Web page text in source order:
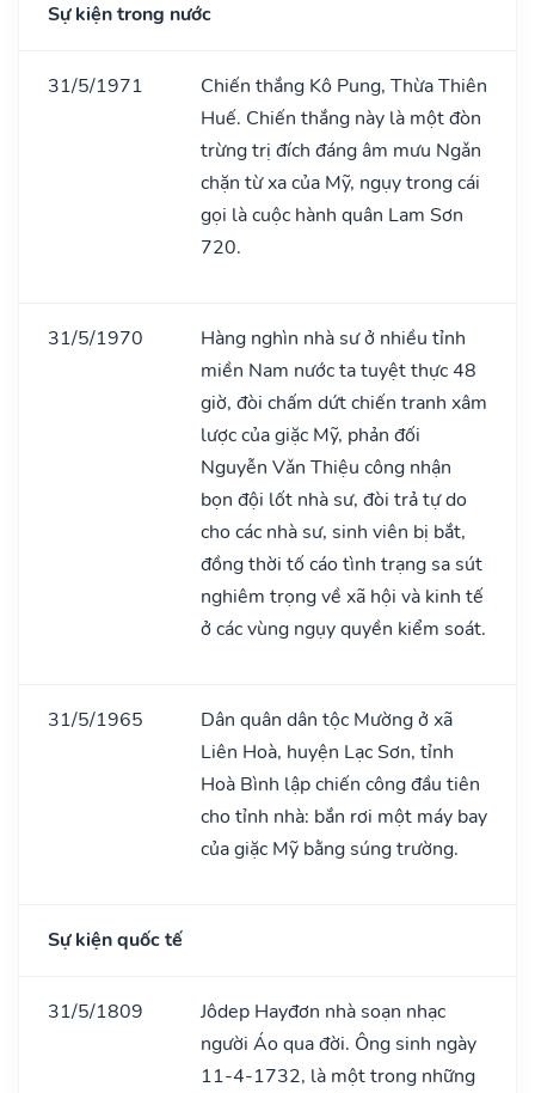
Sự kiện trong nước
31/5/1971
Chiến thắng Kô Pung, Thừa Thiên
Huế. Chiến thắng này là một đòn
trừng trị đích đáng âm mưu Ngǎn
chặn từ xa của Mỹ, ngụy trong cái
gọi là cuộc hành quân Lam Sơn
720.
31/5/1970
Hàng nghìn nhà sư ở nhiều tỉnh
miền Nam nước ta tuyệt thực 48
giờ, đòi chấm dứt chiến tranh xâm
lược của giặc Mỹ, phản đối
Nguyễn Vǎn Thiệu công nhận
bọn đội lốt nhà sư, đòi trả tự do
cho các nhà sư, sinh viên bị bắt,
đồng thời tố cáo tình trạng sa sút
nghiêm trọng về xã hội và kinh tế
ở các vùng ngụy quyền kiểm soát.
31/5/1965
Dân quân dân tộc Mường ở xã
Liên Hoà, huyện Lạc Sơn, tỉnh
Hoà Bình lập chiến công đầu tiên
cho tỉnh nhà: bắn rơi một máy bay
của giặc Mỹ bằng súng trường.
Sự kiện quốc tế
31/5/1809
Jôdep Hayđơn nhà soạn nhạc
người Áo qua đời. Ông sinh ngày
11-4-1732, là một trong những